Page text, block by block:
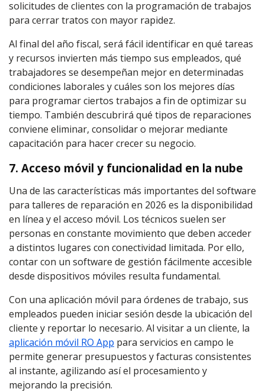
solicitudes de clientes con la programación de trabajos
para cerrar tratos con mayor rapidez.
Al final del año fiscal, será fácil identificar en qué tareas
y recursos invierten más tiempo sus empleados, qué
trabajadores se desempeñan mejor en determinadas
condiciones laborales y cuáles son los mejores días
para programar ciertos trabajos a fin de optimizar su
tiempo. También descubrirá qué tipos de reparaciones
conviene eliminar, consolidar o mejorar mediante
capacitación para hacer crecer su negocio.
7. Acceso móvil y funcionalidad en la nube
Una de las características más importantes del software
para talleres de reparación en 2026 es la disponibilidad
en línea y el acceso móvil. Los técnicos suelen ser
personas en constante movimiento que deben acceder
a distintos lugares con conectividad limitada. Por ello,
contar con un software de gestión fácilmente accesible
desde dispositivos móviles resulta fundamental.
Con una aplicación móvil para órdenes de trabajo, sus
empleados pueden iniciar sesión desde la ubicación del
cliente y reportar lo necesario. Al visitar a un cliente, la
aplicación móvil RO App para servicios en campo le
permite generar presupuestos y facturas consistentes
al instante, agilizando así el procesamiento y
mejorando la precisión.